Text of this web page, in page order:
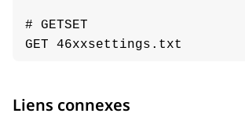
# GETSET
Liens connexes